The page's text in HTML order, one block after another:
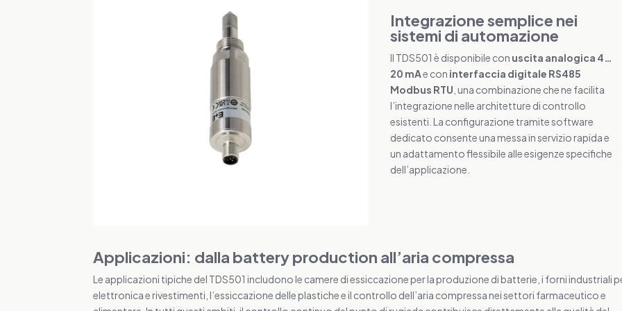
Integrazione semplice nei
sistemi di automazione
Il TDS501 è disponibile con uscita analogica 4…
20 mAe con interfaccia digitale RS485
Modbus RTU , una combinazione che ne facilita
l’integrazione nelle architetture di controllo
esistenti. La configurazione tramite software
dedicato consente una messa in servizio rapida e
un adattamento flessibile alle esigenze specifiche
dell’applicazione.
Applicazioni: dalla battery production all’aria compressa
Le applicazioni tipiche del TDS501 includono le camere di essiccazione per la produzione di batterie, i forni industriali
elettronica e rivestimenti, l’essiccazione delle plastiche e il controllo dell’aria compressa nei settori farmaceutico e